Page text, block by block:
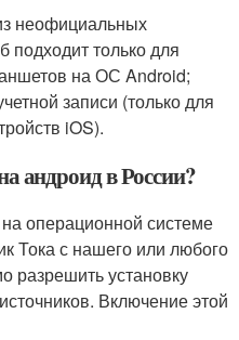
неофициальных
подходит только для
на ОС Android;
записи (только для
iOS).
андроид в России?
операционной системе
Тока с нашего или любого
разрешить установку
Включение этой